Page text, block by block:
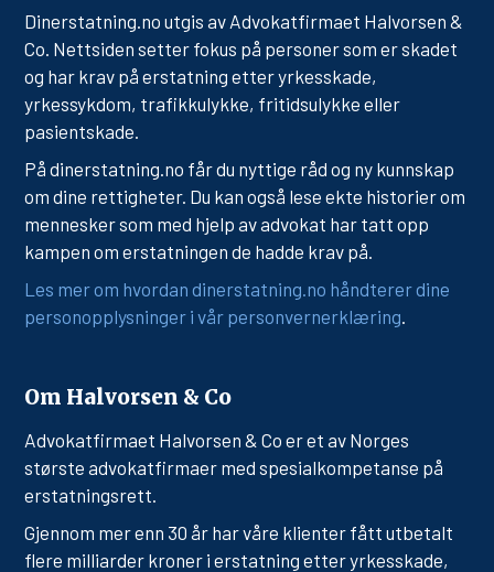
Dinerstatning.no utgis av Advokatfirmaet Halvorsen &
Co. Nettsiden setter fokus på personer som er skadet
og har krav på erstatning etter yrkesskade,
yrkessykdom, trafikkulykke, fritidsulykke eller
pasientskade.
På dinerstatning.no får du nyttige råd og ny kunnskap
om dine rettigheter. Du kan også lese ekte historier om
mennesker som med hjelp av advokat har tatt opp
kampen om erstatningen de hadde krav på.
Les mer om hvordan dinerstatning.no håndterer dine
personopplysninger i vår personvernerklæring
Om Halvorsen & Co
Advokatfirmaet Halvorsen & Co er et av Norges
største advokatfirmaer med spesialkompetanse på
erstatningsrett.
Gjennom mer enn 30 år har våre klienter fått utbetalt
flere milliarder kroner i erstatning etter yrkesskade,